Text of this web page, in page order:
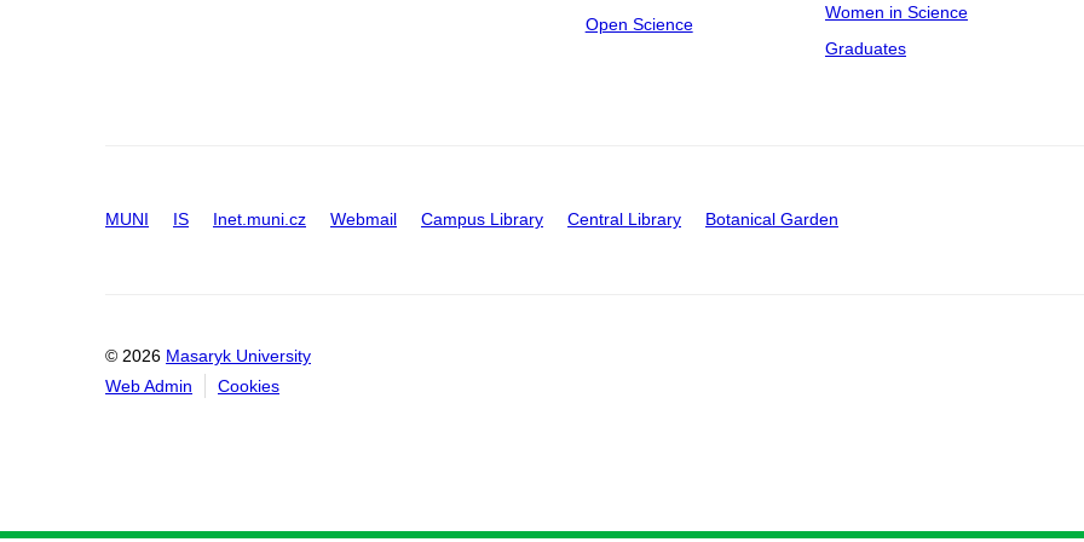
Open Science
Women in Science
Graduates
MUNI IS Inet.muni.cz Webmail Campus Library Central Library Botanical Garden
© 2026 Masaryk University
Web Admin
Cookies